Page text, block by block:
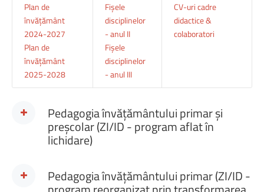
Plan de
învățământ
2024-2027
Plan de
învățământ
2025-2028
Fișele
disciplinelor
- anul II
Fișele
disciplinelor
- anul III
CV-uri cadre
didactice &
colaboratori
Pedagogia învățământului primar și
preșcolar (ZI/ID - program aflat în
lichidare)
Pedagogia învățământului primar (ZI/ID -